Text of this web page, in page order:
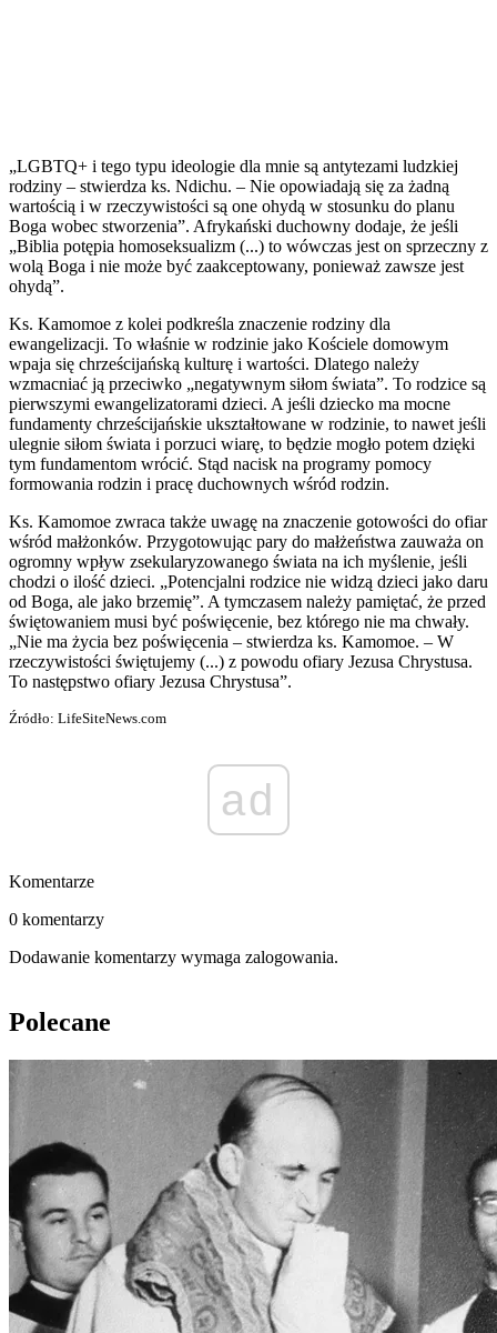
„LGBTQ+ i tego typu ideologie dla mnie są antytezami ludzkiej
rodziny – stwierdza ks. Ndichu. – Nie opowiadają się za żadną
wartością i w rzeczywistości są one ohydą w stosunku do planu
Boga wobec stworzenia”. Afrykański duchowny dodaje, że jeśli
„Biblia potępia homoseksualizm (...) to wówczas jest on sprzeczny z
wolą Boga i nie może być zaakceptowany, ponieważ zawsze jest
ohydą”.
Ks. Kamomoe z kolei podkreśla znaczenie rodziny dla
ewangelizacji. To właśnie w rodzinie jako Kościele domowym
wpaja się chrześcijańską kulturę i wartości. Dlatego należy
wzmacniać ją przeciwko „negatywnym siłom świata”. To rodzice są
pierwszymi ewangelizatorami dzieci. A jeśli dziecko ma mocne
fundamenty chrześcijańskie ukształtowane w rodzinie, to nawet jeśli
ulegnie siłom świata i porzuci wiarę, to będzie mogło potem dzięki
tym fundamentom wrócić. Stąd nacisk na programy pomocy
formowania rodzin i pracę duchownych wśród rodzin.
Ks. Kamomoe zwraca także uwagę na znaczenie gotowości do ofiar
wśród małżonków. Przygotowując pary do małżeństwa zauważa on
ogromny wpływ zsekularyzowanego świata na ich myślenie, jeśli
chodzi o ilość dzieci. „Potencjalni rodzice nie widzą dzieci jako daru
od Boga, ale jako brzemię”. A tymczasem należy pamiętać, że przed
świętowaniem musi być poświęcenie, bez którego nie ma chwały.
„Nie ma życia bez poświęcenia – stwierdza ks. Kamomoe. – W
rzeczywistości świętujemy (...) z powodu ofiary Jezusa Chrystusa.
To następstwo ofiary Jezusa Chrystusa”.
Źródło: LifeSiteNews.com
ad
Komentarze
0 komentarzy
Dodawanie komentarzy wymaga zalogowania.
Polecane